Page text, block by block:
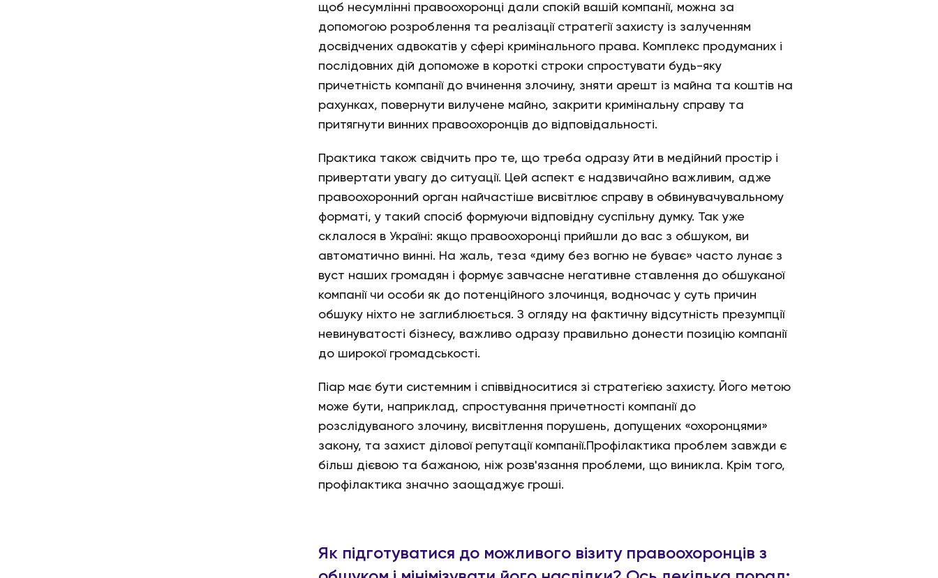
щоб несумлінні правоохоронці дали спокій вашій компанії, можна за
допомогою розроблення та реалізації стратегії захисту із залученням
досвідчених адвокатів у сфері кримінального права. Комплекс продуманих і
послідовних дій допоможе в короткі строки спростувати будь-яку
причетність компанії до вчинення злочину, зняти арешт із майна та коштів на
рахунках, повернути вилучене майно, закрити кримінальну справу та
притягнути винних правоохоронців до відповідальності.
Практика також свідчить про те, що треба одразу йти в медійний простір і
привертати увагу до ситуації. Цей аспект є надзвичайно важливим, адже
правоохоронний орган найчастіше висвітлює справу в обвинувачувальному
форматі, у такий спосіб формуючи відповідну суспільну думку. Так уже
склалося в Україні: якщо правоохоронці прийшли до вас з обшуком, ви
автоматично винні. На жаль, теза «диму без вогню не буває» часто лунає з
вуст наших громадян і формує завчасне негативне ставлення до обшуканої
компанії чи особи як до потенційного злочинця, водночас у суть причин
обшуку ніхто не заглиблюється. З огляду на фактичну відсутність презумпції
невинуватості бізнесу, важливо одразу правильно донести позицію компанії
до широкої громадськості.
Піар має бути системним і співвідноситися зі стратегією захисту. Його метою
може бути, наприклад, спростування причетності компанії до
розслідуваного злочину, висвітлення порушень, допущених «охоронцями»
закону, та захист ділової репутації компанії.Профілактика проблем завжди є
більш дієвою та бажаною, ніж розв'язання проблеми, що виникла. Крім того,
профілактика значно заощаджує гроші.
Як підготуватися до можливого візиту правоохоронців з